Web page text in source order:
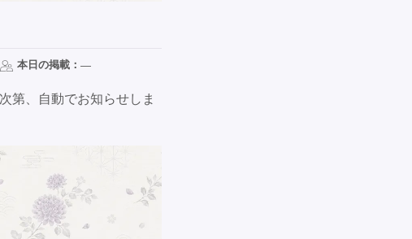
本日の掲載：—
第、自動でお知らせしま